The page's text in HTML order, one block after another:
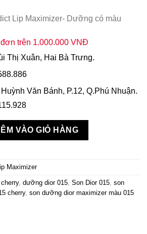
Lip Maximizer- Dưỡng có màu
trên 1.000.000 VNĐ
Thị Xuân, Hai Bà Trưng.
Văn Bánh, P.12, Q.Phú Nhuận.
015 Cherry Màu Hồng Cherry số
VÀO GIỎ HÀNG
Maximizer
, dưỡng dior 015, Son Dior 015, son
cherry, son dưỡng dior maximizer màu 015